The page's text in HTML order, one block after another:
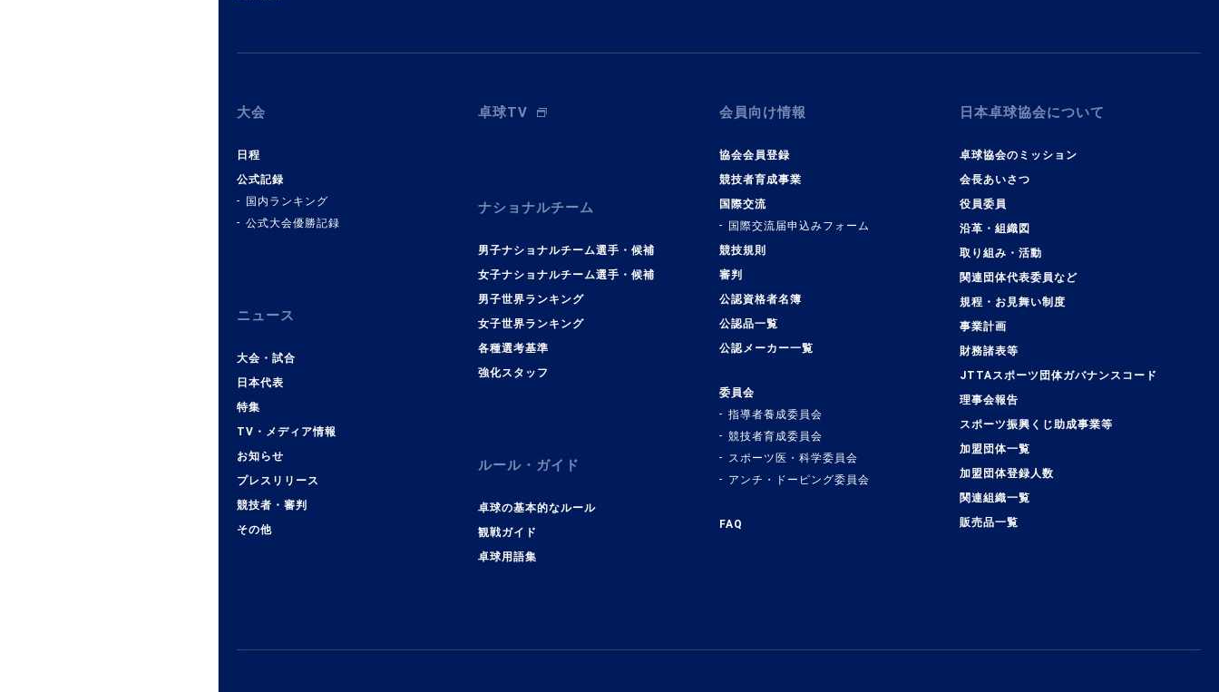
大会
日程
公式記録
国内ランキング
公式大会優勝記録
ニュース
大会・試合
日本代表
特集
TV・メディア情報
お知らせ
プレスリリース
競技者・審判
その他
卓球TV
ナショナルチーム
男子ナショナルチーム選手・候補
女子ナショナルチーム選手・候補
男子世界ランキング
女子世界ランキング
各種選考基準
強化スタッフ
ルール・ガイド
卓球の基本的なルール
観戦ガイド
卓球用語集
会員向け情報
協会会員登録
競技者育成事業
国際交流
国際交流届申込みフォーム
競技規則
審判
公認資格者名簿
公認品一覧
公認メーカー一覧
委員会
指導者養成委員会
競技者育成委員会
スポーツ医・科学委員会
アンチ・ドーピング委員会
FAQ
日本卓球協会について
卓球協会のミッション
会長あいさつ
役員委員
沿革・組織図
取り組み・活動
関連団体代表委員など
規程・お見舞い制度
事業計画
財務諸表等
JTTAスポーツ団体ガバナンスコード
理事会報告
スポーツ振興くじ助成事業等
加盟団体一覧
加盟団体登録人数
関連組織一覧
販売品一覧